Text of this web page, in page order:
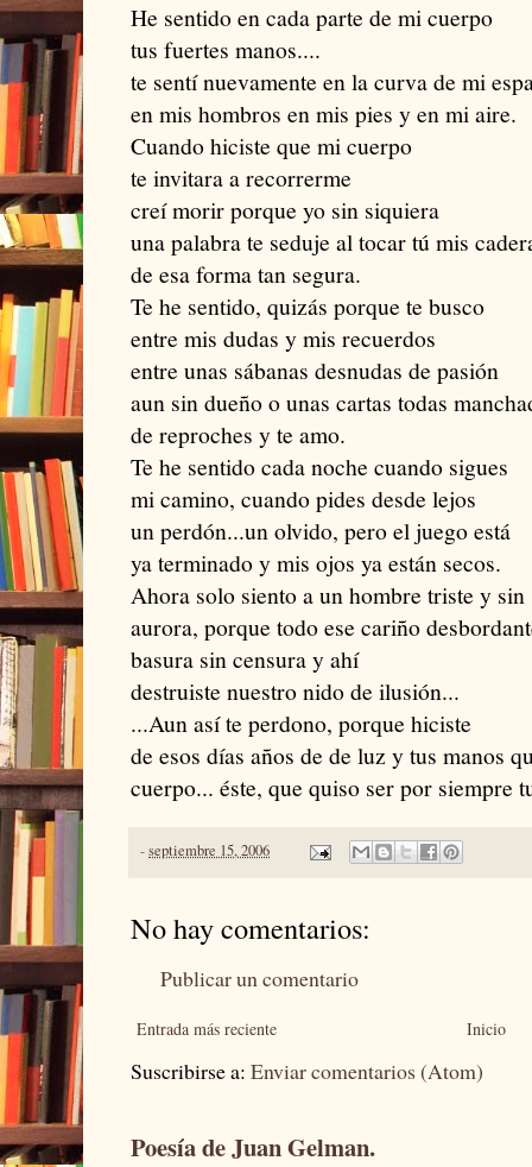
He sentido en cada parte de mi cuerpo
tus fuertes manos....
te sentí nuevamente en la curva de mi
en mis hombros en mis pies y en mi aire.
Cuando hiciste que mi cuerpo
te invitara a recorrerme
creí morir porque yo sin siquiera
una palabra te seduje al tocar tú mis
de esa forma tan segura.
Te he sentido, quizás porque te busco
entre mis dudas y mis recuerdos
entre unas sábanas desnudas de pasión
aun sin dueño o unas cartas todas
de reproches y te amo.
Te he sentido cada noche cuando sigues
mi camino, cuando pides desde lejos
un perdón...un olvido, pero el juego está
ya terminado y mis ojos ya están secos.
Ahora solo siento a un hombre triste y sin
aurora, porque todo ese cariño
basura sin censura y ahí
destruiste nuestro nido de ilusión...
...Aun así te perdono, porque hiciste
de esos días años de de luz y tus manos
cuerpo... éste, que quiso ser por siempre
-septiembre 15, 2006
No hay comentarios:
Publicar un comentario
Entrada más reciente Inicio
Suscribirse a: Enviar comentarios (Atom)
Poesía de Juan Gelman.